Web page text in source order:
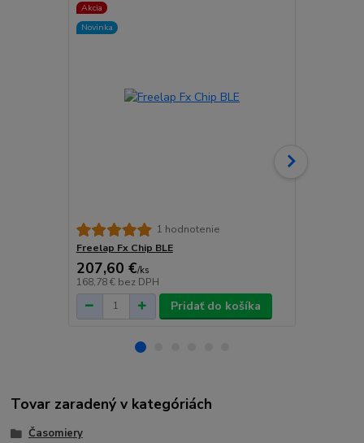
Akcia
Novinka
1 hodnotenie
Freelap Fx Chip BLE
207,60 €/ks
168,78 € bez DPH
Pridať do košíka
Tovar zaradený v kategóriách
Časomiery